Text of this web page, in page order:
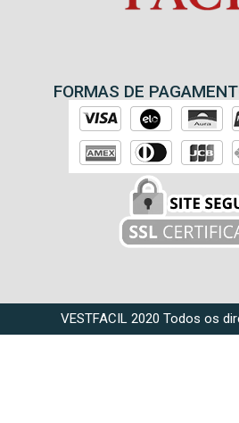
FORMAS DE
VESTFACIL 2020 Todos os